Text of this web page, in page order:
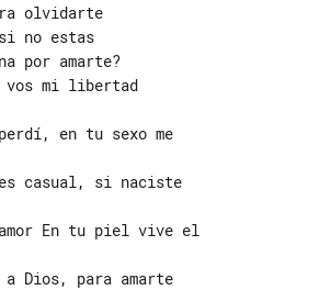
olvidarte
no estas
por amarte?
vos mi libertad
en tu sexo me
casual, si naciste
En tu piel vive el
Dios, para amarte